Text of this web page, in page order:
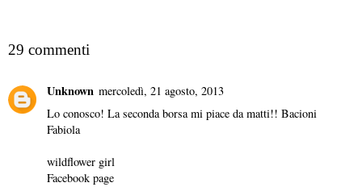
29 commenti
Unknown mercoledì, 21 agosto, 2013
Lo conosco! La seconda borsa mi piace da matti!! Bacioni
Fabiola
wildflower girl
Facebook page